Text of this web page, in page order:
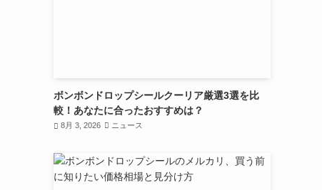
ボンボンドロップシールクーリア厳選3選を比
較！あなたに合ったおすすめは？
8月 3, 2026 ニュース